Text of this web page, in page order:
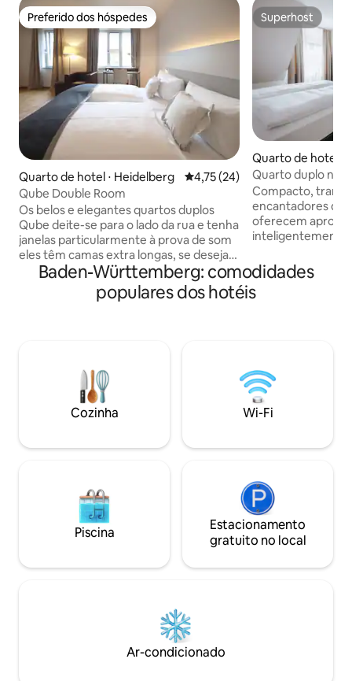
Preferido dos hóspedes
Preferido dos hóspedes
Quarto de hotel ⋅ Heidelberg 4,75 de uma avaliação média
4,75 (24)
Qube Double Room
Os belos e elegantes quartos duplos
Qube deite-se para o lado da rua e tenha
janelas particularmente à prova de som
eles têm camas extra longas, se desejar.
<br> <br> Comodidades: pisos em
parquet, Ar condicionado, frigobar,
cofre, poltrona de couro e telefone. TV
com luz natural, chuveiros de vidro
transparente e Cerâmica Philippe-
Starck. Todos os quartos para não
fumantes e quem sofre de alergia. <br>
Qube Heidelberg Fica na casa principal
atravessa Bondade,serviço e
individualidade.<br> <br> Qube Main
Casa: O edifício moderno foi construído
em 2009 e tem claramente projetado e
pequeno estacionamento subterrâneo
telhado, que está disponível no verão
também à noite, com sua bela vista para
o Neckar, a cidade pitoresca e o famoso
Castelo de Heidelberg. Além disso, há
Superhost
Superhost
Quarto de hotel ⋅
Quarto duplo no
Compacto,
encantadores
oferecem aprox.
inteligentemente
apresentam
voltados para o
Schulgasse,
carvalho escuro e
indireta. O banheiro moderno está
equipado com
espelho de
Baden-Württemberg: comodidades
populares dos hotéis
Cozinha Wi-Fi
Piscina
Estacionamento
gratuito no local
Ar-condicionado